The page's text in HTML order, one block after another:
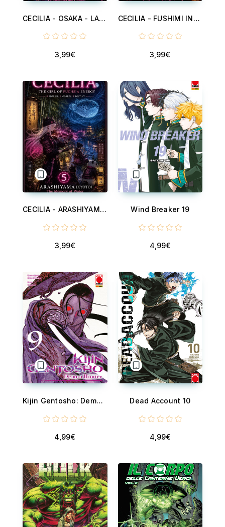
CECILIA - OSAKA - LA MEMORIA DEI COLORI - VOLUME 7 - CECILIA - OSAKA - THE MEMORY OF COLORS . VOLUME 7
3,99€
CECILIA - FUSHIMI INARI - LA MEMORIA DELLE PORTE - VOLUME 6 - CECILIA - FUSHIMI INARI - THE MEMORY OF THE GATES - VOLUME 6
3,99€
CECILIA - ARASHIYAMA (KYOTO) - THE MEMORY OF WATER - VOLUME 5 - CECILIA, THE GIRL OF FUCHSIA ENERGY - V 5
3,99€
Wind Breaker 19
4,99€
Kijin Gentosho: Demon Hunter 9
4,99€
Dead Account 10
4,99€